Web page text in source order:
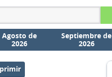
Agosto de
2026
Septiembre de
2026